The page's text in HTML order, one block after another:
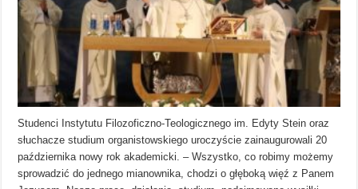
Studenci Instytutu Filozoficzno-Teologicznego im. Edyty Stein oraz
słuchacze studium organistowskiego uroczyście zainaugurowali 20
października nowy rok akademicki. – Wszystko, co robimy możemy
sprowadzić do jednego mianownika, chodzi o głęboką więź z Panem